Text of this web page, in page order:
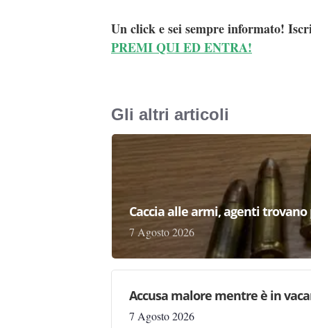
Un click e sei sempre informato!
PREMI QUI ED ENTRA!
Gli altri articoli
Caccia alle armi, agenti
7 Agosto 2026
Accusa malore mentre è in
7 Agosto 2026